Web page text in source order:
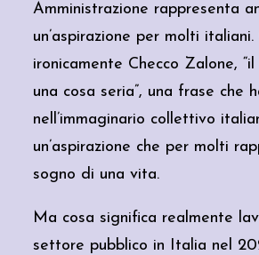
Amministrazione rappresenta
un’aspirazione per molti
ironicamente Checco Zalone,
una cosa seria”, una frase che
nell’immaginario collettivo
un’aspirazione che per molti
sogno di una vita.
Ma cosa significa realmente
settore pubblico in Italia nel